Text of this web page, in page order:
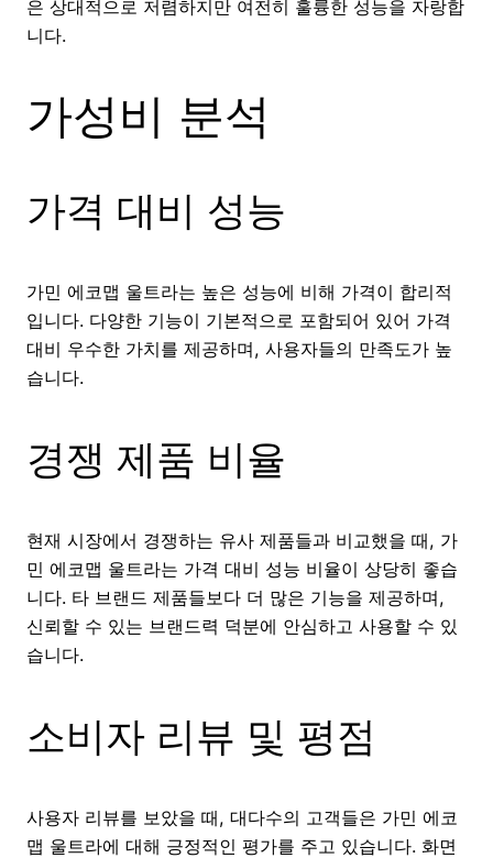
은 상대적으로 저렴하지만 여전히 훌륭한 성능을 자랑합
니다.
가성비 분석
가격 대비 성능
가민 에코맵 울트라는 높은 성능에 비해 가격이 합리적
입니다. 다양한 기능이 기본적으로 포함되어 있어 가격
대비 우수한 가치를 제공하며, 사용자들의 만족도가 높
습니다.
경쟁 제품 비율
현재 시장에서 경쟁하는 유사 제품들과 비교했을 때, 가
민 에코맵 울트라는 가격 대비 성능 비율이 상당히 좋습
니다. 타 브랜드 제품들보다 더 많은 기능을 제공하며,
신뢰할 수 있는 브랜드력 덕분에 안심하고 사용할 수 있
습니다.
소비자 리뷰 및 평점
사용자 리뷰를 보았을 때, 대다수의 고객들은 가민 에코
맵 울트라에 대해 긍정적인 평가를 주고 있습니다. 화면